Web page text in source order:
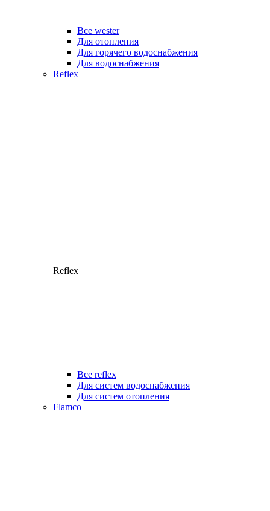
Все wester
Для отопления
Для горячего водоснабжения
Для водоснабжения
Reflex
Reflex
Все reflex
Для систем водоснабжения
Для систем отопления
Flamco